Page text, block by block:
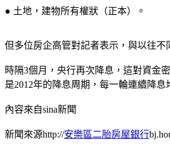
● 土地，建物所有權狀（正本）。
但多位房企高管對記者表示，與以往
時隔3個月，央行再次降息，這對資金
是2012年的降息周期，每一輪連續降
內容來自sina新聞
新聞來源http://安樂區二胎房屋銀行